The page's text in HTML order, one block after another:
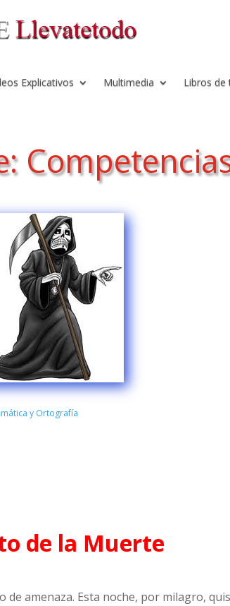
Explicativos Multimedia Libros de
y Ortografía
de la Muerte
de amenaza. Esta noche, por milagro,